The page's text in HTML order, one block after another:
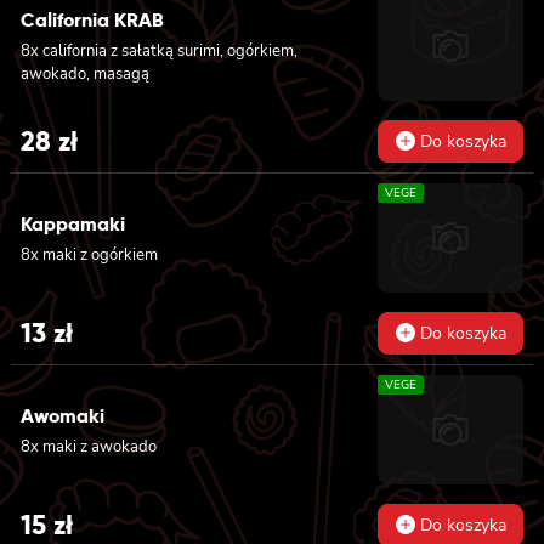
California KRAB
8x california z sałatką surimi, ogórkiem,
awokado, masagą
28zł Do koszyka
Kappamaki
8x maki z ogórkiem
VEGE
13zł Do koszyka
Awomaki
8x maki z awokado
VEGE
15zł Do koszyka